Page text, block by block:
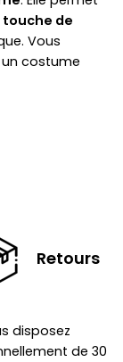
de
Vous
costume
Retours
disposez
de 30